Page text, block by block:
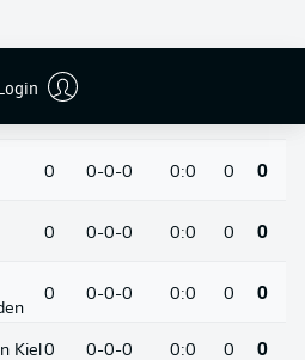
0 0-0-0 0:0 0 0
0 0-0-0 0:0 0 0
0 0-0-0 0:0 0 0
0 0-0-0 0:0 0 0
Kiel0 0-0-0 0:0 0 0